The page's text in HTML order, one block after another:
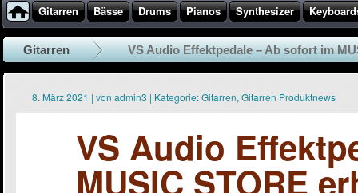
Gitarren Bässe Drums Pianos Synthesizer
Gitarren VS Audio Effektpedale – Ab sofort im
8. März 2021 | von admin3 | Kategorie:Gitarren, Gitarren Produktnews
VS Audio
MUSIC STORE